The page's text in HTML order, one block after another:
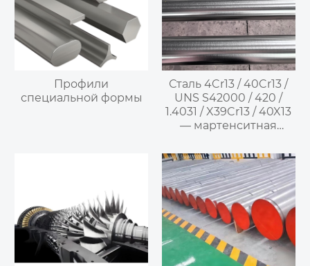
Профили
специальной формы
Сталь 4Cr13 / 40Cr13 /
UNS S42000 / 420 /
1.4031 / X39Cr13 / 40X13
— мартенситная